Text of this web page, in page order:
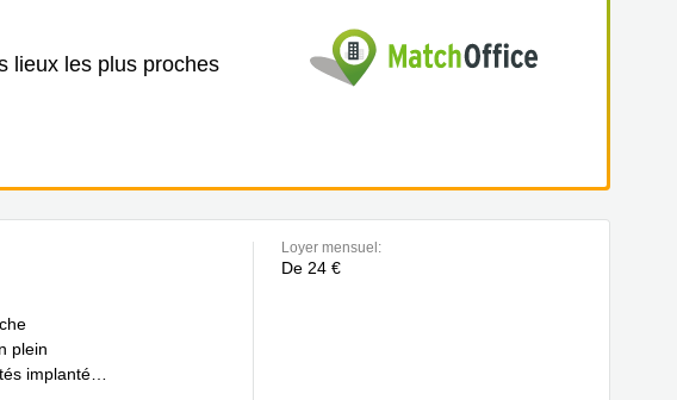
lieux les plus proches
plein
implantées
Loyer mensuel:
De 24 €